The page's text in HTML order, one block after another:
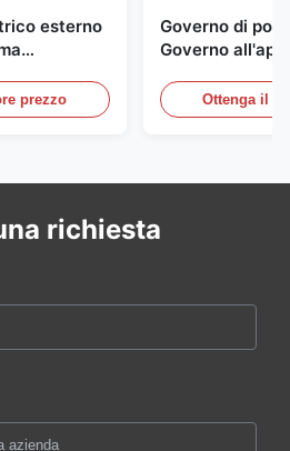
esterno
prezzo
Governo di
Governo
sensore
della porta
Ottenga il
richiesta